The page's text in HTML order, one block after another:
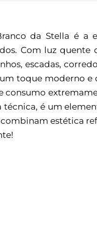
da Stella é
Com luz
escadas,
toque moderno
é um
estética